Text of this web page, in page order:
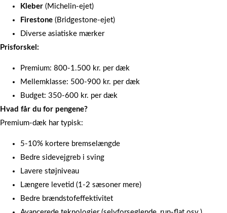
Kleber (Michelin-ejet)
Firestone (Bridgestone-ejet)
Diverse asiatiske mærker
Prisforskel:
Premium: 800-1.500 kr. per dæk
Mellemklasse: 500-900 kr. per dæk
Budget: 350-600 kr. per dæk
Hvad får du for pengene?
Premium-dæk har typisk:
5-10% kortere bremselængde
Bedre sidevejgreb i sving
Lavere støjniveau
Længere levetid (1-2 sæsoner mere)
Bedre brændstofeffektivitet